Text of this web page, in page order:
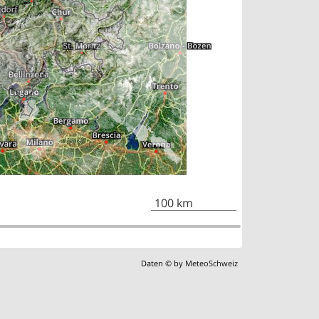
100 km
Daten © by MeteoSchweiz